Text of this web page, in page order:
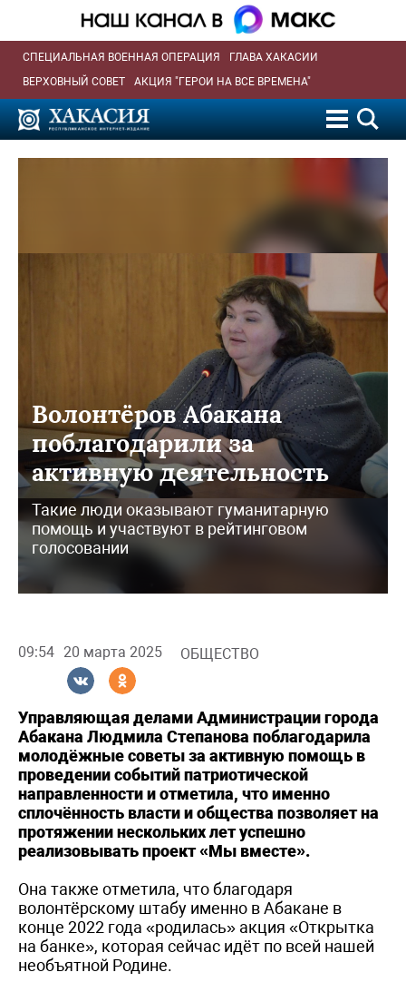
СПЕЦИАЛЬНАЯ ВОЕННАЯ ОПЕРАЦИЯ
ГЛАВА ХАКАСИИ
ВЕРХОВНЫЙ СОВЕТ
АКЦИЯ "ГЕРОИ НА ВСЕ ВРЕМЕНА"
Волонтёров Абакана
поблагодарили за
активную деятельность
Такие люди оказывают гуманитарную
помощь и участвуют в рейтинговом
голосовании
09:54 20 марта 2025 ОБЩЕСТВО
Управляющая делами Администрации города
Абакана Людмила Степанова поблагодарила
молодёжные советы за активную помощь в
проведении событий патриотической
направленности и отметила, что именно
сплочённость власти и общества позволяет на
протяжении нескольких лет успешно
реализовывать проект «Мы вместе».
Она также отметила, что благодаря
волонтёрскому штабу именно в Абакане в
конце 2022 года «родилась» акция «Открытка
на банке», которая сейчас идёт по всей нашей
необъятной Родине.